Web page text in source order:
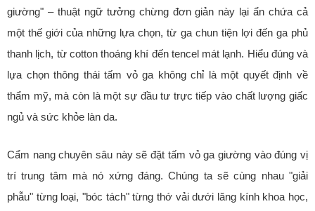
giường" – thuật ngữ tưởng chừng đơn giản này lại ẩn chứa cả
một thế giới của những lựa chọn, từ ga chun tiện lợi đến ga phủ
thanh lịch, từ cotton thoáng khí đến tencel mát lạnh. Hiểu đúng và
lựa chọn thông thái tấm vỏ ga không chỉ là một quyết định về
thẩm mỹ, mà còn là một sự đầu tư trực tiếp vào chất lượng giấc
ngủ và sức khỏe làn da.
Cẩm nang chuyên sâu này sẽ đặt tấm vỏ ga giường vào đúng vị
trí trung tâm mà nó xứng đáng. Chúng ta sẽ cùng nhau "giải
phẫu" từng loại, "bóc tách" từng thớ vải dưới lăng kính khoa học,